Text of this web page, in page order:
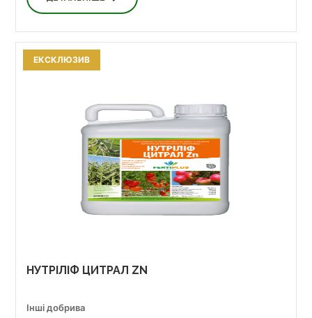
НУТРІЛІФ ЦИТРАЛ ZN
Інші добрива
ЕКСКЛЮЗИВ